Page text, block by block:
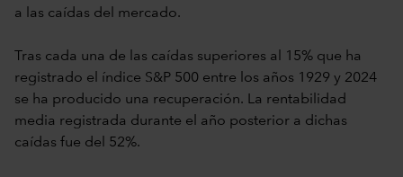
a las caídas del mercado.
Tras cada una de las caídas superiores al 15% que ha
registrado el índice S&P 500 entre los años 1929 y 2024
se ha producido una recuperación. La rentabilidad
media registrada durante el año posterior a dichas
caídas fue del 52%.